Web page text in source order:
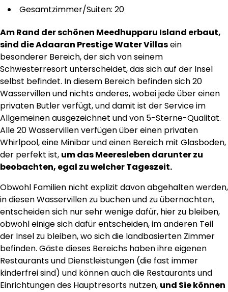
Gesamtzimmer/Suiten: 20
Am Rand der schönen Meedhupparu Island erbaut,
sind die Adaaran Prestige Water Villasein
besonderer Bereich, der sich von seinem
Schwesterresort unterscheidet, das sich auf der Insel
selbst befindet. In diesem Bereich befinden sich 20
Wasservillen und nichts anderes, wobei jede über einen
privaten Butler verfügt, und damit ist der Service im
Allgemeinen ausgezeichnet und von 5-Sterne-Qualität.
Alle 20 Wasservillen verfügen über einen privaten
Whirlpool, eine Minibar und einen Bereich mit Glasboden,
der perfekt ist, um das Meeresleben darunter zu
beobachten, egal zu welcher Tageszeit.
Obwohl Familien nicht explizit davon abgehalten werden,
in diesen Wasservillen zu buchen und zu übernachten,
entscheiden sich nur sehr wenige dafür, hier zu bleiben,
obwohl einige sich dafür entscheiden, im anderen Teil
der Insel zu bleiben, wo sich die landbasierten Zimmer
befinden. Gäste dieses Bereichs haben ihre eigenen
Restaurants und Dienstleistungen (die fast immer
kinderfrei sind) und können auch die Restaurants und
Einrichtungen des Hauptresorts nutzen, und Sie können